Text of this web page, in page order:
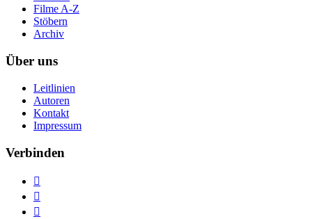
Filme A-Z
Stöbern
Archiv
Über uns
Leitlinien
Autoren
Kontakt
Impressum
Verbinden


